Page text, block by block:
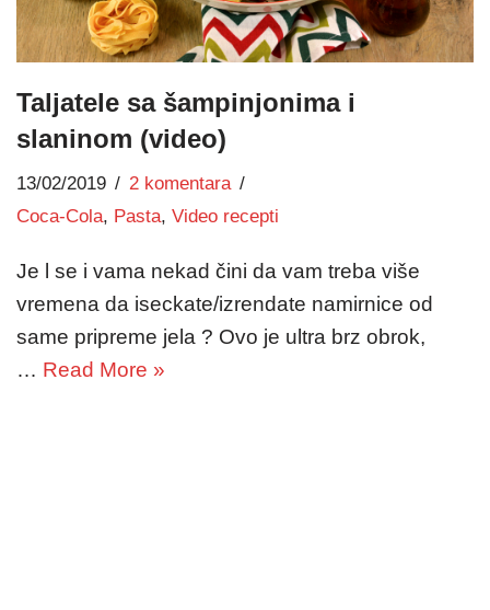
Taljatele sa šampinjonima i
slaninom (video)
13/02/2019
2 komentara
Coca-Cola, Pasta, Video recepti
Je l se i vama nekad čini da vam treba više
vremena da iseckate/izrendate namirnice od
same pripreme jela ? Ovo je ultra brz obrok,
… Read More »